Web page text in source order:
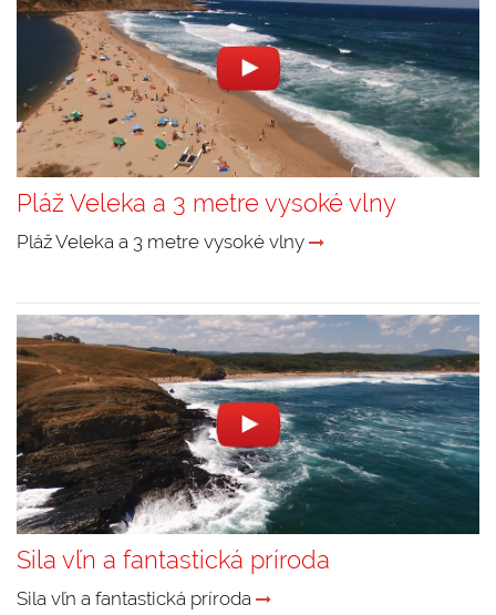
Pláž Veleka a 3 metre vysoké vlny
Pláž Veleka a 3 metre vysoké vlny
Sila vľn a fantastická príroda
Sila vľn a fantastická príroda